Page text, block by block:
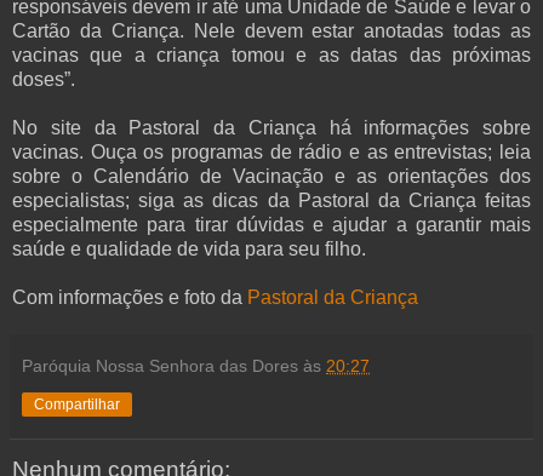
responsáveis devem ir até uma Unidade de Saúde e levar o
Cartão da Criança. Nele devem estar anotadas todas as
vacinas que a criança tomou e as datas das próximas
doses”.
No site da Pastoral da Criança há informações sobre
vacinas. Ouça os programas de rádio e as entrevistas; leia
sobre o Calendário de Vacinação e as orientações dos
especialistas; siga as dicas da Pastoral da Criança feitas
especialmente para tirar dúvidas e ajudar a garantir mais
saúde e qualidade de vida para seu filho.
Com informações e foto da Pastoral da Criança
Paróquia Nossa Senhora das Dores às 20:27
Compartilhar
Nenhum comentário: